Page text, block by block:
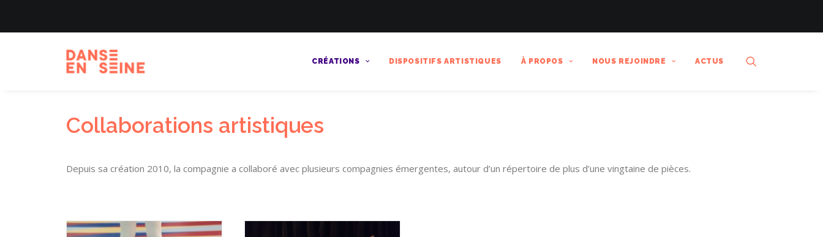
CRÉATIONS DISPOSITIFS ARTISTIQUES À PROPOS NOUS REJOINDRE ACTUS
Collaborations artistiques
Depuis sa création 2010, la compagnie a collaboré avec plusieurs compagnies émergentes, autour d’un répertoire de plus d’une vingtaine de pièces.